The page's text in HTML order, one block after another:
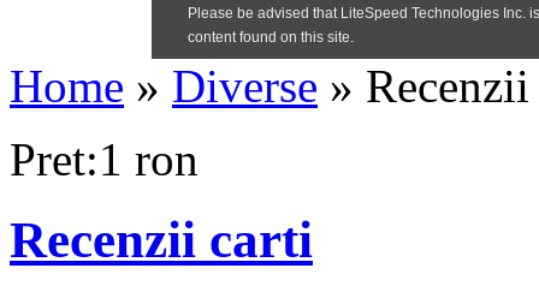
Home » Diverse »
Pret:1 ron
Recenzii carti